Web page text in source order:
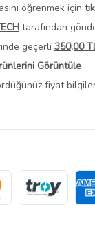
öğrenmek için
tarafından
geçerli 350,00
Görüntüle
fiyat